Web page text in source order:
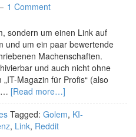
1 Comment
sondern um einen Link auf
und um ein paar bewertende
Machenschaften.
und auch nicht ohne
Magazin für Profis“ (also
… [Read more…]
Tagged: Golem, KI-
, Link, Reddit